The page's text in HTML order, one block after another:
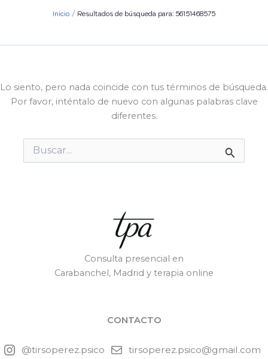
Inicio Resultados de búsqueda para: 56151468575
Lo siento, pero nada coincide con tus términos de búsqueda.
Por favor, inténtalo de nuevo con algunas palabras clave
diferentes.
Buscar
por:
Consulta presencial en
Carabanchel, Madrid y terapia online
CONTACTO
@tirsoperez.psico tirsoperez.psico@gmail.com